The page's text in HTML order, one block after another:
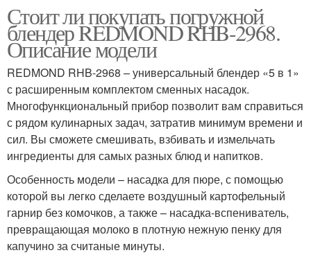
Стоит ли покупать погружной
блендер REDMOND RHB-2968.
Описание модели
REDMOND RHB-2968 – универсальный блендер «5 в 1»
с расширенным комплектом сменных насадок.
Многофункциональный прибор позволит вам справиться
с рядом кулинарных задач, затратив минимум времени и
сил. Вы сможете смешивать, взбивать и измельчать
ингредиенты для самых разных блюд и напитков.
Особенность модели – насадка для пюре, с помощью
которой вы легко сделаете воздушный картофельный
гарнир без комочков, а также – насадка-вспениватель,
превращающая молоко в плотную нежную пенку для
капучино за считаные минуты.